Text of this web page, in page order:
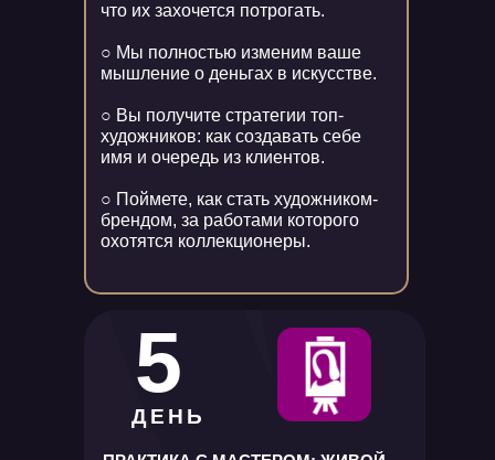
что их захочется потрогать.
○ Мы полностью изменим ваше
мышление о деньгах в искусстве.
○ Вы получите стратегии топ-
художников: как создавать себе
имя и очередь из клиентов.
○ Поймете, как стать художником-
брендом, за работами которого
охотятся коллекционеры.
5
ДЕНЬ